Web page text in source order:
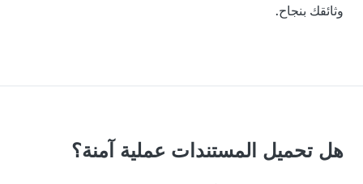
وثائقك بنجاح.
هل تحميل المستندات عملية آمنة؟